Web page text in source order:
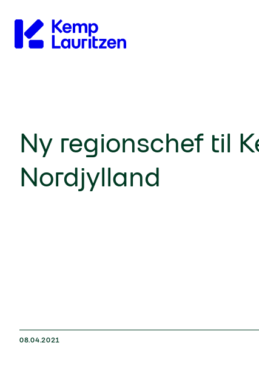
Ny regionschef til
Nordjylland
08.04.2021